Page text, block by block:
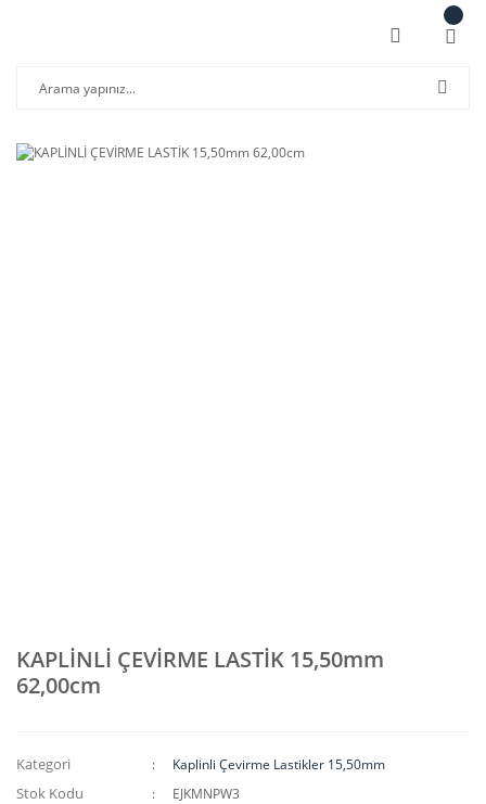
KAPLİNLİ ÇEVİRME LASTİK 15,50mm
62,00cm
Kategori Kaplinli Çevirme Lastikler 15,50mm
Stok Kodu EJKMNPW3